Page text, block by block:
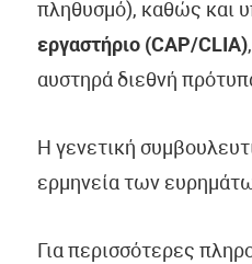
πληθυσμό), καθώς και
εργαστήριο (CAP/CLIA)
αυστηρά διεθνή
Η γενετική
ερμηνεία των
Για περισσότερες